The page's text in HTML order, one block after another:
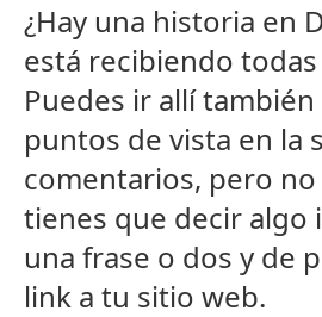
¿Hay una historia en
está recibiendo todas
Puedes ir allí
puntos de vista en la
comentarios, pero no
tienes que decir algo
una frase o dos y de
link a tu sitio web.